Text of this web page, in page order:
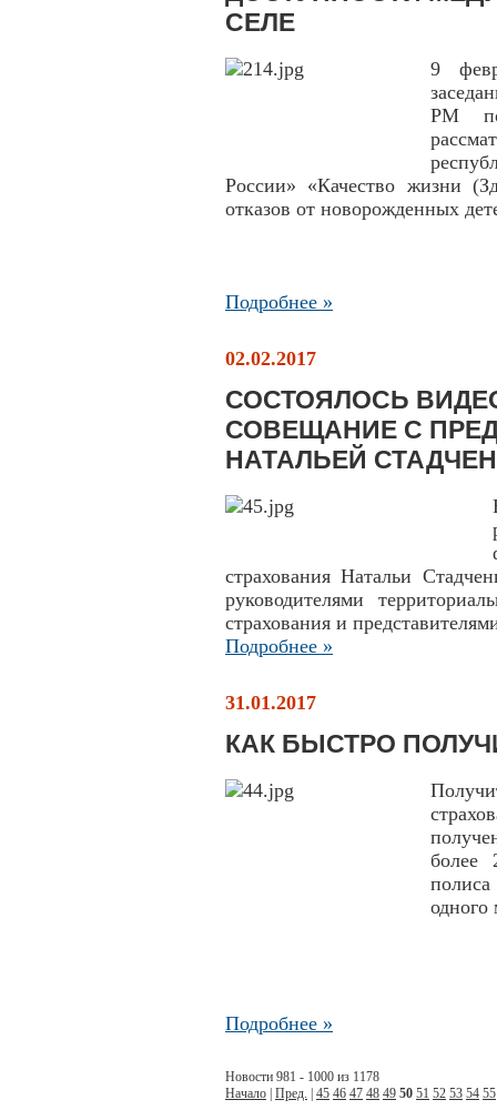
СЕЛЕ
9
РМ по
России» «Качество жизни
отказов от новорожденных
Подробнее »
02.02.2017
СОСТОЯЛОСЬ
СОВЕЩАНИЕ С
НАТАЛЬЕЙ
страхования Натальи
руководителями
страхования и
Подробнее »
31.01.2017
КАК БЫСТРО
более
одного
Подробнее »
Новости 981 - 1000 из 1178
Начало Пред. 45 46 47 48 49 50 51 52 53 54 55